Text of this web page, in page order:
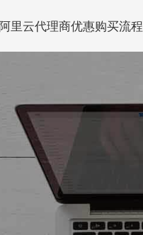
阿里云代理商优惠购买流程